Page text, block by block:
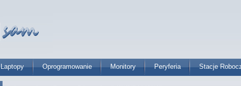
Laptopy Oprogramowanie Monitory Peryferia Stacje